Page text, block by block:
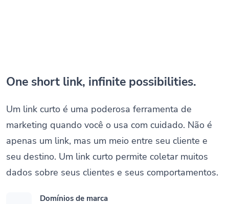
One short link, infinite possibilities.
Um link curto é uma poderosa ferramenta de
marketing quando você o usa com cuidado. Não é
apenas um link, mas um meio entre seu cliente e
seu destino. Um link curto permite coletar muitos
dados sobre seus clientes e seus comportamentos.
Domínios de marca